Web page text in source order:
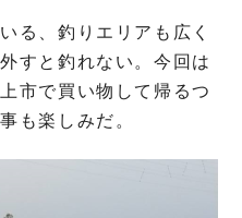
る、釣りエリアも広く
すと釣れない。今回は
市で買い物して帰るつ
も楽しみだ。